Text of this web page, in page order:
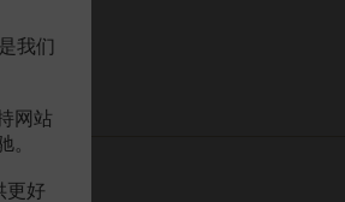
我们
网站
。
更好